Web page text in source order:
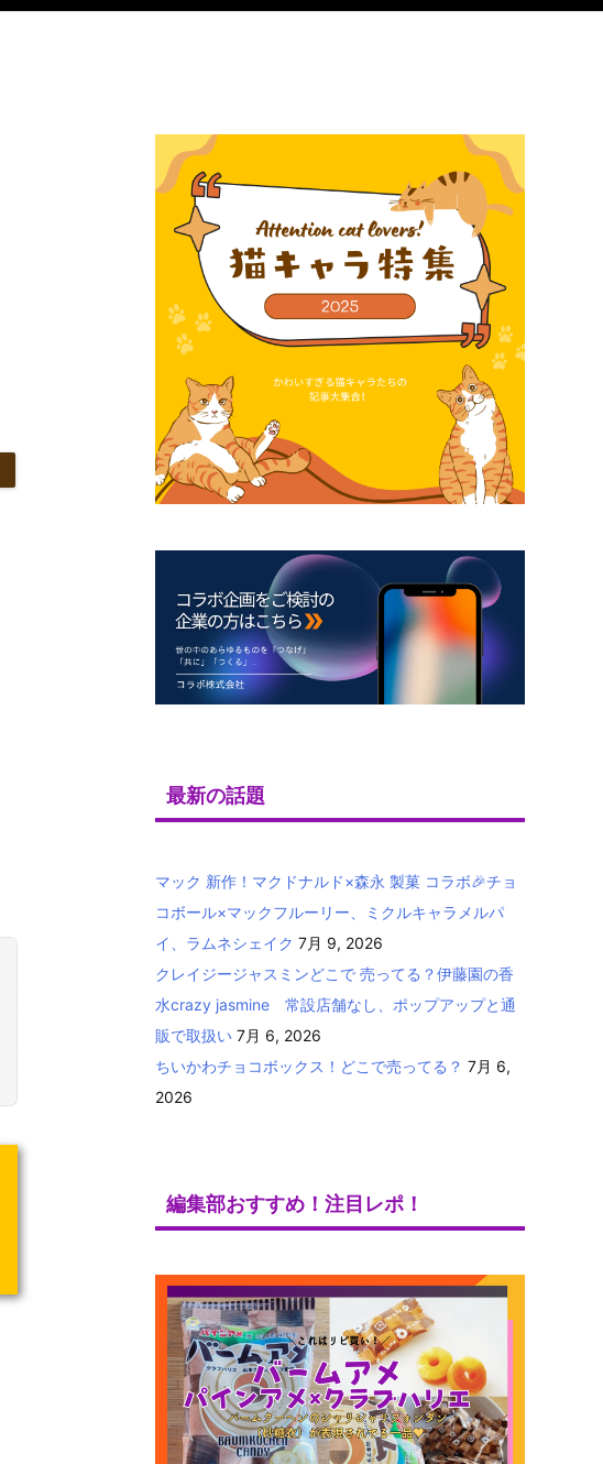
最新の話題
マック 新作！マクドナルド×森永 製菓 コラボ🎉チョ
コボール×マックフルーリー、ミクルキャラメルパ
イ、ラムネシェイク 7月 9, 2026
クレイジージャスミンどこで 売ってる？伊藤園の香
水crazy jasmine 常設店舗なし、ポップアップと通
販で取扱い 7月 6, 2026
ちいかわチョコボックス！どこで売ってる？ 7月 6,
2026
編集部おすすめ！注目レポ！